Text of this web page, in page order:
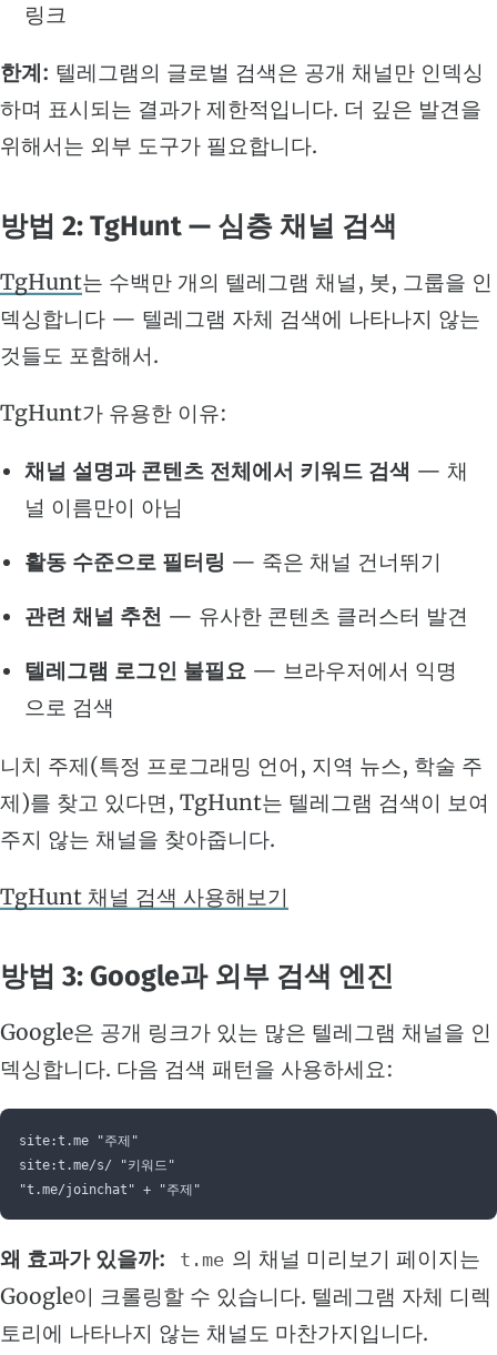
링크
한계: 텔레그램의 글로벌 검색은 공개 채널만 인덱싱
하며 표시되는 결과가 제한적입니다. 더 깊은 발견을
위해서는 외부 도구가 필요합니다.
방법 2: TgHunt — 심층 채널 검색
TgHunt는 수백만 개의 텔레그램 채널, 봇, 그룹을 인
덱싱합니다 — 텔레그램 자체 검색에 나타나지 않는
것들도 포함해서.
TgHunt가 유용한 이유:
채널 설명과 콘텐츠 전체에서 키워드 검색 — 채
널 이름만이 아님
활동 수준으로 필터링 — 죽은 채널 건너뛰기
관련 채널 추천 — 유사한 콘텐츠 클러스터 발견
텔레그램 로그인 불필요 — 브라우저에서 익명
으로 검색
니치 주제(특정 프로그래밍 언어, 지역 뉴스, 학술 주
제)를 찾고 있다면, TgHunt는 텔레그램 검색이 보여
주지 않는 채널을 찾아줍니다.
TgHunt 채널 검색 사용해보기
방법 3: Google과 외부 검색 엔진
Google은 공개 링크가 있는 많은 텔레그램 채널을 인
덱싱합니다. 다음 검색 패턴을 사용하세요:
site:t.me "주제"
site:t.me/s/ "키워드"
"t.me/joinchat" + "주제"
왜 효과가 있을까: t.me 의 채널 미리보기 페이지는
Google이 크롤링할 수 있습니다. 텔레그램 자체 디렉
토리에 나타나지 않는 채널도 마찬가지입니다.